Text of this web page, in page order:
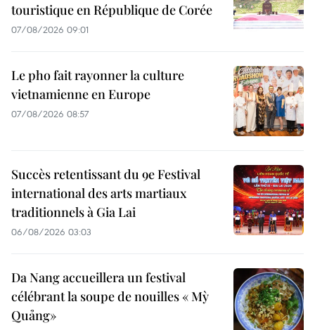
touristique en République de Corée
07/08/2026 09:01
Le pho fait rayonner la culture
vietnamienne en Europe
07/08/2026 08:57
Succès retentissant du 9e Festival
international des arts martiaux
traditionnels à Gia Lai
06/08/2026 03:03
Da Nang accueillera un festival
célébrant la soupe de nouilles « Mỳ
Quảng»